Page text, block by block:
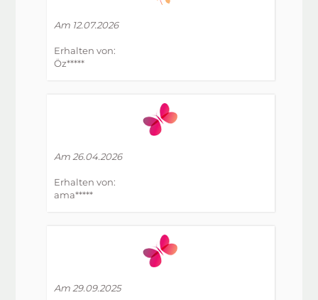
Am 12.07.2026
Erhalten von:
Öz*****
Am 26.04.2026
Erhalten von:
ama*****
Am 29.09.2025